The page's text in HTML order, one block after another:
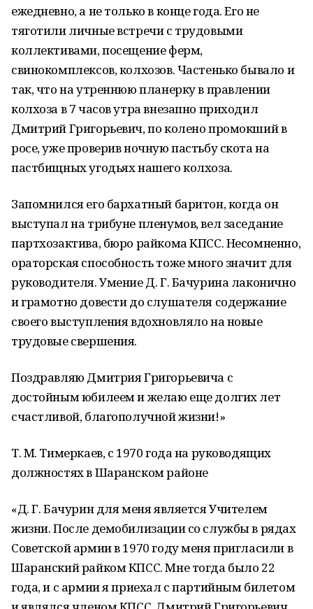
ежедневно, а не только в конце года. Его не
тяготили личные встречи с трудовыми
коллективами, посещение ферм,
свинокомплексов, колхозов. Частенько бывало и
так, что на утреннюю планерку в правлении
колхоза в 7 часов утра внезапно приходил
Дмитрий Григорьевич, по колено промокший в
росе, уже проверив ночную пастьбу скота на
пастбищных угодьях нашего колхоза.
Запомнился его бархатный баритон, когда он
выступал на трибуне пленумов, вел заседание
партхозактива, бюро райкома КПСС. Несомненно,
ораторская способность тоже много значит для
руководителя. Умение Д. Г. Бачурина лаконично
и грамотно довести до слушателя содержание
своего выступления вдохновляло на новые
трудовые свершения.
Поздравляю Дмитрия Григорьевича с
достойным юбилеем и желаю еще долгих лет
счастливой, благополучной жизни!»
Т. М. Тимеркаев, с 1970 года на руководящих
должностях в Шаранском районе
«Д. Г. Бачурин для меня является Учителем
жизни. После демобилизации со службы в рядах
Советской армии в 1970 году меня пригласили в
Шаранский райком КПСС. Мне тогда было 22
года, и с армии я приехал с партийным билетом